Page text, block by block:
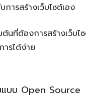
การสร้างเว็บไซต์เอง
ต้นที่ต้องการสร้างเว็บไ
ารได้ง่าย
บบ Open Source